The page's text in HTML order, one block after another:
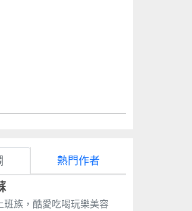
熱門作者
班族，酷愛吃喝玩樂美容